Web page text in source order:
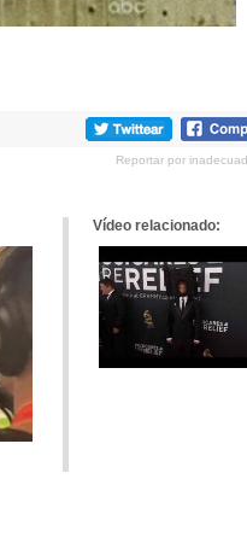
Reportar por
Vídeo relacionado: